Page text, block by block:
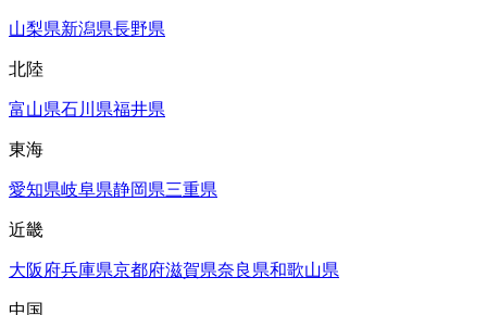
山梨県新潟県長野県
北陸
富山県石川県福井県
東海
愛知県岐阜県静岡県三重県
近畿
大阪府兵庫県京都府滋賀県奈良県和歌山県
中国